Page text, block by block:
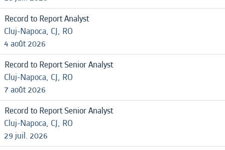
Record to Report Analyst
Cluj-Napoca, CJ, RO
4 août 2026
Record to Report Senior Analyst
Cluj-Napoca, CJ, RO
7 août 2026
Record to Report Senior Analyst
Cluj-Napoca, CJ, RO
29 juil. 2026